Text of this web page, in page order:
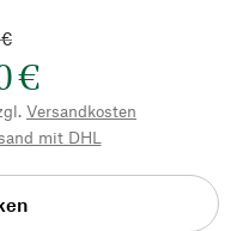
€
Versandkosten
mit DHL